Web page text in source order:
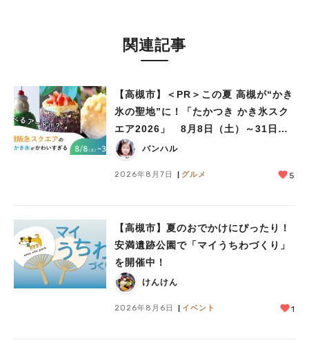
関連記事
【高槻市】＜PR＞この夏 高槻が“かき
氷の聖地”に！「たかつき かき氷スク
エア2026」 8月8日（土）～31日
（月）バンハル
2026年8月7日 グルメ 5
【高槻市】夏のおでかけにぴったり！
安満遺跡公園で「マイうちわづくり」
を開催中！
けんけん
2026年8月6日 イベント 1